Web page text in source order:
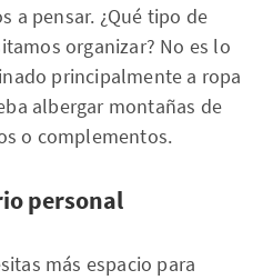
a pensar. ¿Qué tipo de
organizar? No es lo
principalmente a ropa
albergar montañas de
o complementos.
personal
más espacio para